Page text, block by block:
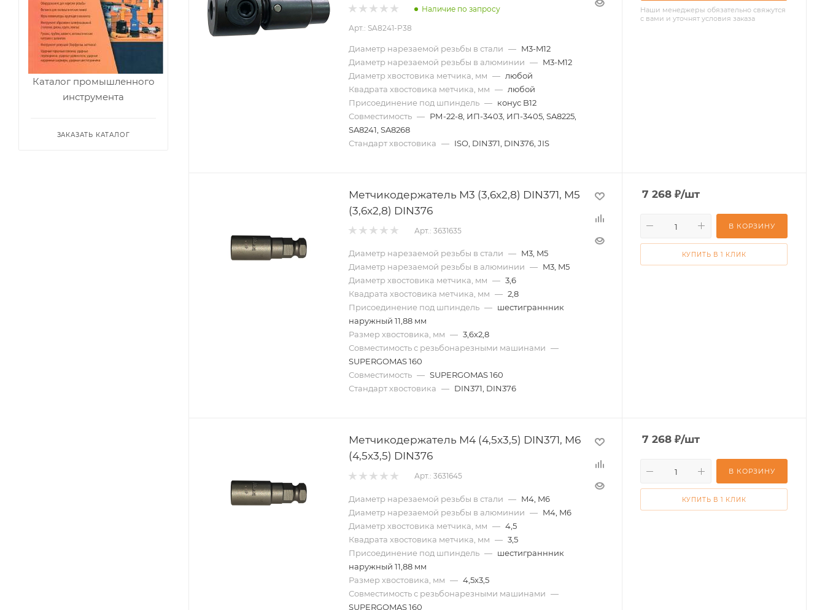
Наличие по запросу
Арт.: SA8241-P38
Диаметр нарезаемой резьбы в стали — M3-M12
Диаметр нарезаемой резьбы в алюминии — M3-M12
Диаметр хвостовика метчика, мм — любой
Квадрата хвостовика метчика, мм — любой
Присоединение под шпиндель — конус B12
Совместимость — РМ-22-8, ИП-3403, ИП-3405, SA8225,
SA8241, SA8268
Стандарт хвостовика — ISO, DIN371, DIN376, JIS
Наши менеджеры обязательно свяжутся
с вами и уточнят условия заказа
Метчикодержатель M3 (3,6x2,8) DIN371, M5
(3,6x2,8) DIN376
Арт.: 3631635
Диаметр нарезаемой резьбы в стали — M3, M5
Диаметр нарезаемой резьбы в алюминии — M3, M5
Диаметр хвостовика метчика, мм — 3,6
Квадрата хвостовика метчика, мм — 2,8
Присоединение под шпиндель — шестиграннник
наружный 11,88 мм
Размер хвостовика, мм — 3,6х2,8
Совместимость с резьбонарезными машинами —
SUPERGOMAS 160
Совместимость — SUPERGOMAS 160
Стандарт хвостовика — DIN371, DIN376
7 268 ₽/шт
В КОРЗИНУ
КУПИТЬ В 1 КЛИК
Метчикодержатель M4 (4,5x3,5) DIN371, M6
(4,5x3,5) DIN376
Арт.: 3631645
Диаметр нарезаемой резьбы в стали — M4, M6
Диаметр нарезаемой резьбы в алюминии — M4, M6
Диаметр хвостовика метчика, мм — 4,5
Квадрата хвостовика метчика, мм — 3,5
Присоединение под шпиндель — шестиграннник
наружный 11,88 мм
Размер хвостовика, мм — 4,5х3,5
Совместимость с резьбонарезными машинами —
SUPERGOMAS 160
7 268 ₽/шт
В КОРЗИНУ
КУПИТЬ В 1 КЛИК
Каталог промышленного
инструмента
ЗАКАЗАТЬ КАТАЛОГ